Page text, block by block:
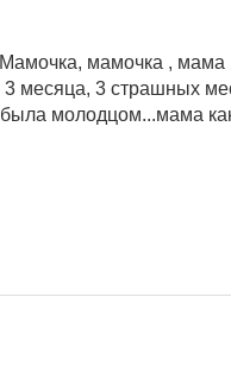
Мамочка, мамочка , мама
3 месяца, 3 страшных
была молодцом...мама